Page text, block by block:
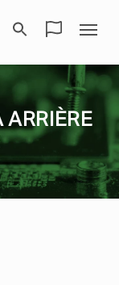
ARRIÈRE